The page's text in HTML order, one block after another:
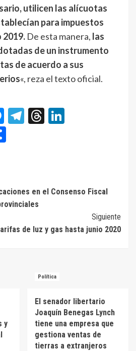
utilicen las alícuotas
para impuestos
2019. De esta manera, las
de un instrumento
de acuerdo a sus
«, reza el texto oficial.
Messenger
Telegram
Threads
en el Consenso Fiscal
Siguiente
de luz y gas hasta junio 2020
y
Política
El senador libertario
Joaquín Benegas Lynch
tiene una empresa que
gestiona ventas de
tierras a extranjeros